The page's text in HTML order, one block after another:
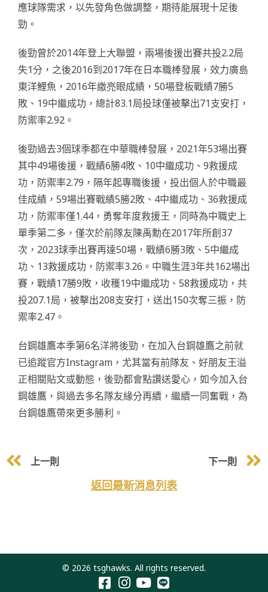
應球隊需求，以先發角色做調整，期待能展現十足後
勁。
後勁曾於2014年登上大聯盟，兩場後援出賽共投2.2局
失1分，之後2016到2017年在日本職棒發展，效力廣島
東洋鯉魚，2016年繳亮眼成績，50場登板戰績7勝5
敗、19中繼成功，總計83.1局投球僅被擊出71支安打，
防禦率2.92。
後勁過去3個球季都在中華職棒發展，2021年53場出賽
其中49場後援，戰績6勝4敗、10中繼成功、9救援成
功，防禦率2.79，隔年起專職後援，投出個人於中職最
佳成績，59場出賽戰績5勝2敗、4中繼成功、36救援成
功，防禦率僅1.44，勇奪年度救援王，同時為中職史上
單季第二多，僅次於前隊友陳禹勳在2017年所創37
次，2023球季出賽再達50場，戰績6勝3敗、5中繼成
功、13救援成功，防禦率3.26。中職生涯3年共162場出
賽，戰績17勝9敗，收穫19中繼成功、58救援成功，共
投207.1局，被擊出208支安打，送出150次奪三振，防
禦率2.47。
台鋼雄鷹本季第6名洋將後勁，在加入台鋼雄鷹之前就
已追蹤官方Instagram，尤其當有前隊友、好朋友王溢
正相關貼文或動態，後勁都會點讚送愛心，如今加入台
鋼雄鷹，與過去多名隊友緣分再續，繼續一同奮戰，為
台鋼雄鷹帶來更多勝利。
上一則 下一則
返回最新消息列表
© 2026 tsghawks. All rights reserved.